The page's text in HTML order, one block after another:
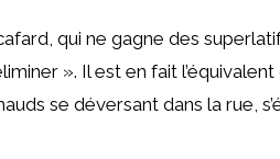
qui ne gagne des
». Il est en fait l’équivalent
se déversant dans la rue,